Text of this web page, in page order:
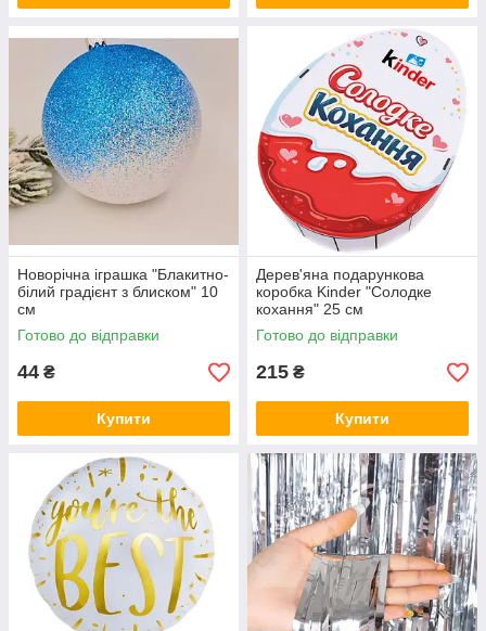
Новорічна іграшка "Блакитно-
білий градієнт з блиском" 10
см
Готово до відправки
44 ₴
Купити
Дерев'яна подарункова
коробка Kinder "Солодке
кохання" 25 см
Готово до відправки
215 ₴
Купити